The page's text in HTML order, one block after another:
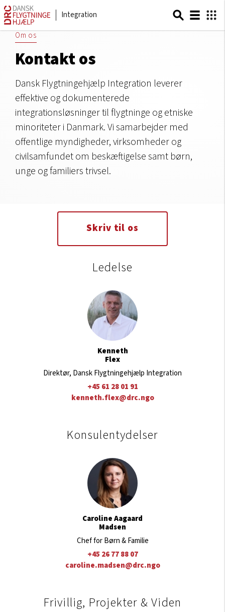
Integration
Om os
Kontakt os
Dansk Flygtningehjælp Integration leverer
effektive og dokumenterede
integrationsløsninger til flygtninge og etniske
minoriteter i Danmark. Vi samarbejder med
offentlige myndigheder, virksomheder og
civilsamfundet om beskæftigelse samt børn,
unge og familiers trivsel.
Skriv til os
Ledelse
Kenneth
Flex
Direktør, Dansk Flygtningehjælp Integration
+45 61 28 01 91
kenneth.flex@drc.ngo
Konsulentydelser
Caroline Aagaard
Madsen
Chef for Børn & Familie
+45 26 77 88 07
caroline.madsen@drc.ngo
Frivillig, Projekter & Viden